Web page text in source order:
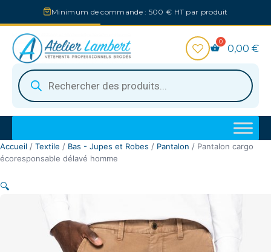
au
contenu
Minimum de commande : 500 € HT par produit
Recherche
de
produits
0,00 €
Accueil / Textile / Bas - Jupes et Robes / Pantalon / Pantalon cargo
écoresponsable délavé homme
🔍